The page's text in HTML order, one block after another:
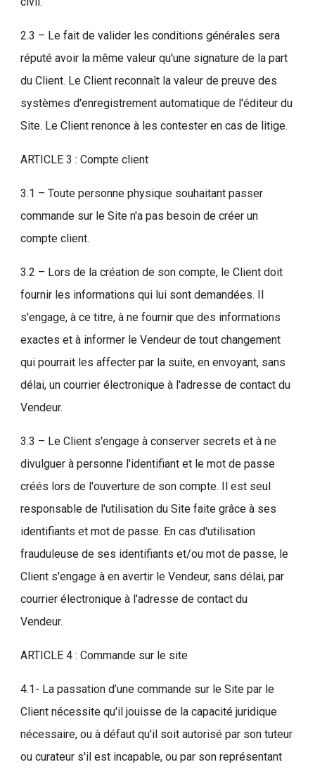
2.3 – Le fait de valider les conditions générales sera
réputé avoir la même valeur qu'une signature de la part
du Client. Le Client reconnaît la valeur de preuve des
systèmes d'enregistrement automatique de l'éditeur du
Site. Le Client renonce à les contester en cas de litige.
ARTICLE 3 : Compte client
3.1 – Toute personne physique souhaitant passer
commande sur le Site n'a pas besoin de créer un
compte client.
3.2 – Lors de la création de son compte, le Client doit
fournir les informations qui lui sont demandées. Il
s'engage, à ce titre, à ne fournir que des informations
exactes et à informer le Vendeur de tout changement
qui pourrait les affecter par la suite, en envoyant, sans
délai, un courrier électronique à l'adresse de contact du
Vendeur.
3.3 – Le Client s'engage à conserver secrets et à ne
divulguer à personne l'identifiant et le mot de passe
créés lors de l'ouverture de son compte. Il est seul
responsable de l'utilisation du Site faite grâce à ses
identifiants et mot de passe. En cas d'utilisation
frauduleuse de ses identifiants et/ou mot de passe, le
Client s'engage à en avertir le Vendeur, sans délai, par
courrier électronique à l'adresse de contact du
Vendeur.
ARTICLE 4 : Commande sur le site
4.1- La passation d’une commande sur le Site par le
Client nécessite qu'il jouisse de la capacité juridique
nécessaire, ou à défaut qu'il soit autorisé par son tuteur
ou curateur s'il est incapable, ou par son représentant